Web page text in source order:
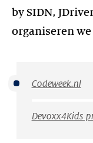
by SIDN,
organiseren
Codeweek.nl
Devoxx4Kids